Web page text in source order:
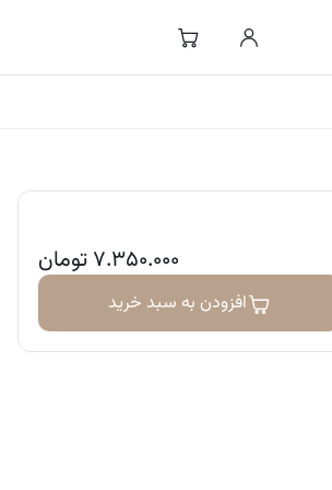
۷.۳۵۰.۰۰۰تومان
افزودن به سبد خرید